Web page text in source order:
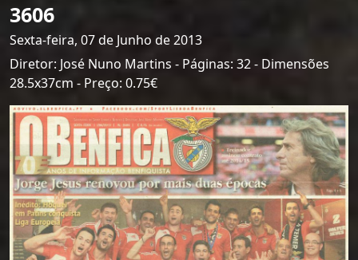
3606
Sexta-feira, 07 de Junho de 2013
Diretor: José Nuno Martins - Páginas: 32 - Dimensões
28.5x37cm - Preço: 0.75€